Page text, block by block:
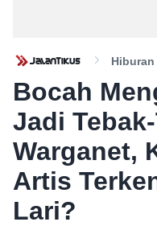
Hiburan
Bocah
Jadi
Warganet,
Artis
Lari?